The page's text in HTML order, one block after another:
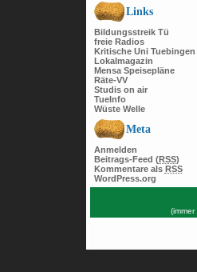
Links
Bildungsstreik Tü
freie Radios
Kritische Uni Tuebingen
Lokalmagazin
Mensa Speisepläne
Räte-VV
Studis on air
TueInfo
Wüste Welle
Meta
Anmelden
Beitrags-Feed (RSS)
Kommentare als RSS
WordPress.org